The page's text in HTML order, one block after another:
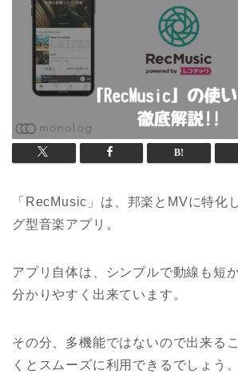
「RecMusic」は、邦楽とMVに特化
グ型音楽アプリ。
アプリ自体は、シンプルで動線も短
分かりやすく出来ています。
その分、多機能ではないので出来る
くとスムーズに利用できるでしょう。